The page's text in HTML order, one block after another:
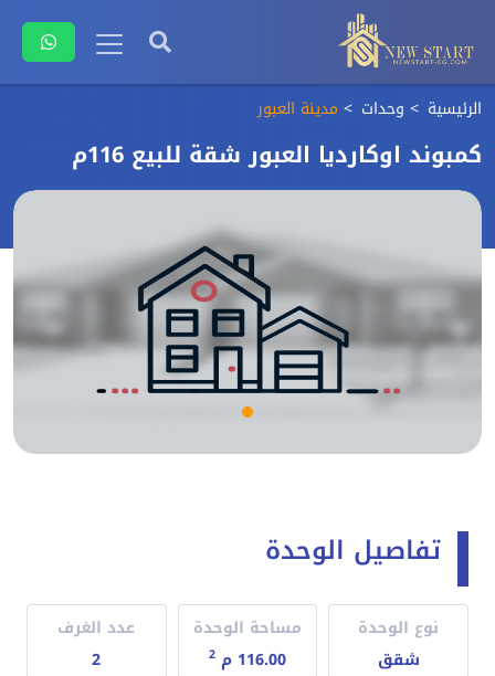
الرئيسية وحدات مدينة العبور
كمبوند اوكارديا العبور شقة للبيع 116م
تفاصيل الوحدة
نوع الوحدة
شقق
مساحة الوحدة
116.00 م
2
عدد الغرف
2